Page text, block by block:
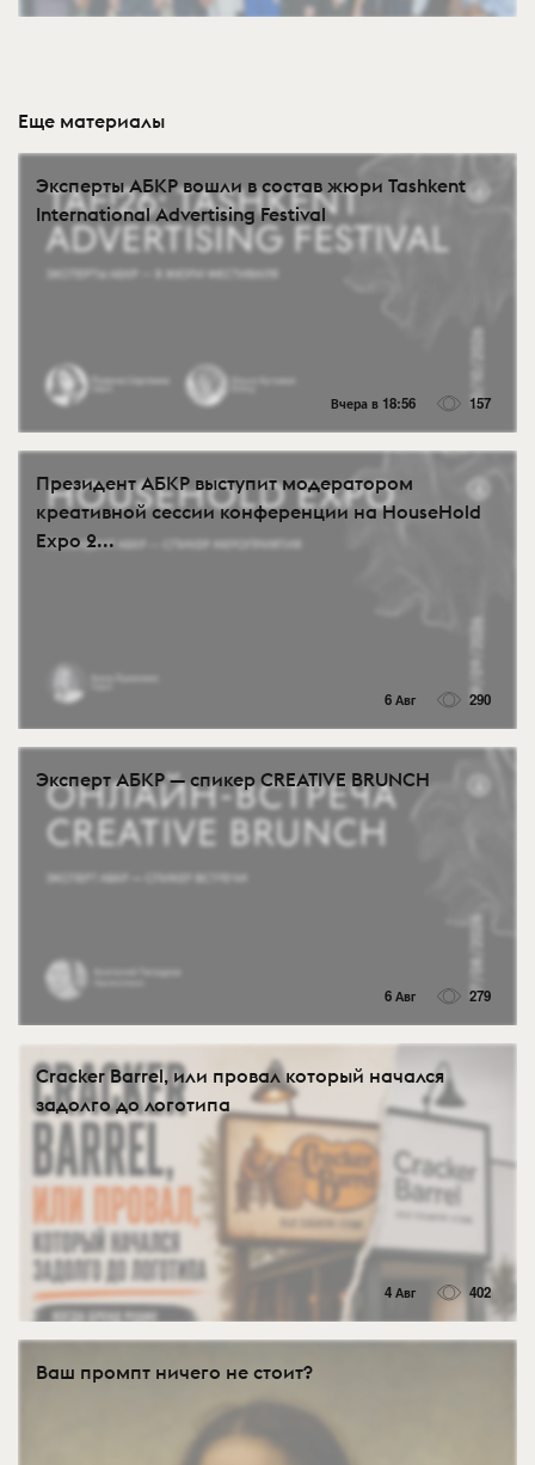
Еще материалы
Эксперты АБКР вошли в состав жюри Tashkent
International Advertising Festival
Вчера в 18:56 157
Президент АБКР выступит модератором
креативной сессии конференции на HouseHold
Expo 2...
6 Авг 290
Эксперт АБКР — спикер CREATIVE BRUNCH
6 Авг 279
Cracker Barrel, или провал который начался
задолго до логотипа
4 Авг 402
Ваш промпт ничего не стоит?